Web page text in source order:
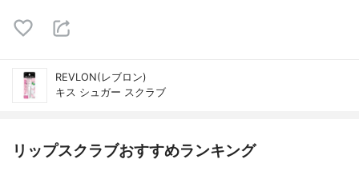
REVLON(レブロン)
キス シュガー スクラブ
リップスクラブおすすめランキング